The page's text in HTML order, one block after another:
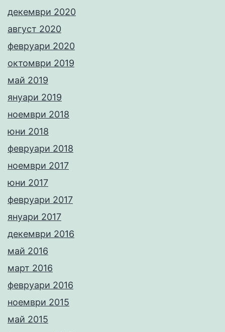
декември 2020
август 2020
февруари 2020
октомври 2019
май 2019
януари 2019
ноември 2018
юни 2018
февруари 2018
ноември 2017
юни 2017
февруари 2017
януари 2017
декември 2016
май 2016
март 2016
февруари 2016
ноември 2015
май 2015